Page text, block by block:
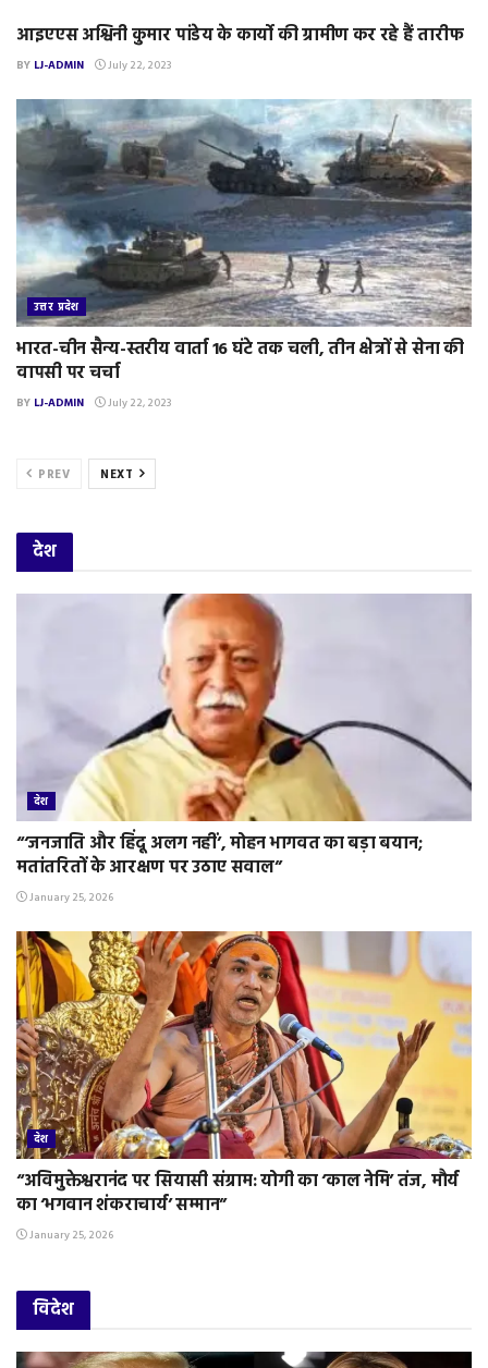
आइएएस अश्विनी कुमार पांडेय के कार्यो की ग्रामीण कर रहे हैं तारीफ
BY LJ-ADMIN July 22, 2023
उत्तर प्रदेश
भारत-चीन सैन्य-स्तरीय वार्ता 16 घंटे तक चली, तीन क्षेत्रों से सेना की
वापसी पर चर्चा
BY LJ-ADMIN July 22, 2023
PREV NEXT
देश
देश
“‘जनजाति और हिंदू अलग नहीं’, मोहन भागवत का बड़ा बयान;
मतांतरितों के आरक्षण पर उठाए सवाल”
January 25, 2026
देश
“अविमुक्तेश्वरानंद पर सियासी संग्राम: योगी का ‘काल नेमि’ तंज, मौर्य
का ‘भगवान शंकराचार्य’ सम्मान”
January 25, 2026
विदेश